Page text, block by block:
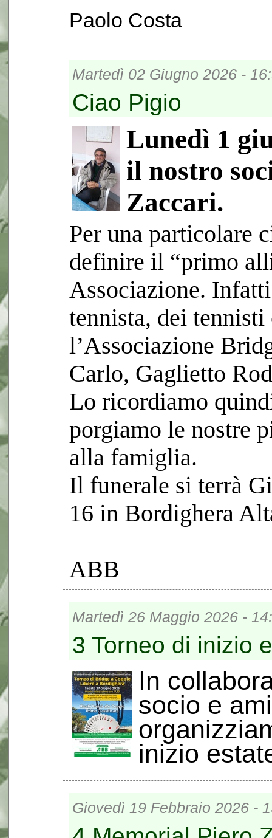
Paolo Costa
Martedì 02 Giugno 2026 -
Ciao Pigio
Lunedì 1
il nostro
Zaccari.
Per una particolare
definire il “primo
Associazione.
tennista, dei
l’Associazione
Carlo, Gaglietto
Lo ricordiamo
porgiamo le nostre
alla famiglia.
Il funerale si terrà
16 in Bordighera
ABB
Martedì 26 Maggio 2026 -
3 Torneo di inizio
In
socio e
inizio
Giovedì 19 Febbraio 2026 -